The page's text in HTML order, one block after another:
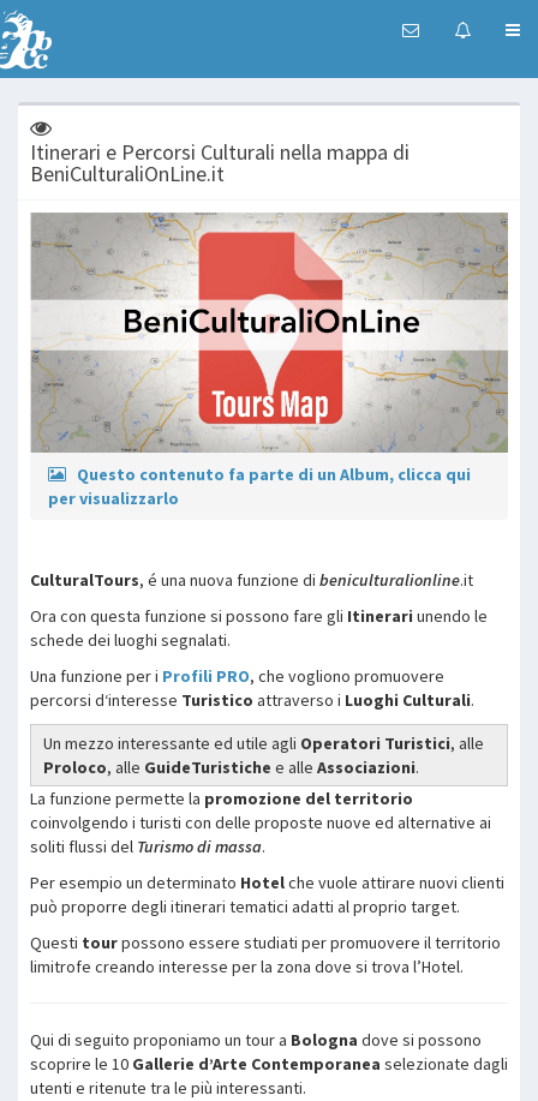
Itinerari e Percorsi Culturali nella mappa di
BeniCulturaliOnLine.it
Questo contenuto fa parte di un Album, clicca qui
per visualizzarlo
CulturalTours, é una nuova funzione di beniculturalionline.it
Ora con questa funzione si possono fare gli Itinerari unendo le
schede dei luoghi segnalati.
Una funzione per i Profili PRO, che vogliono promuovere
percorsi d‘interesse Turistico attraverso i Luoghi Culturali.
Un mezzo interessante ed utile agli Operatori Turistici, alle
Proloco, alle GuideTuristiche e alle Associazioni.
La funzione permette la promozione del territorio
coinvolgendo i turisti con delle proposte nuove ed alternative ai
soliti flussi del Turismo di massa.
Per esempio un determinato Hotelche vuole attirare nuovi clienti
può proporre degli itinerari tematici adatti al proprio target.
Questi tourpossono essere studiati per promuovere il territorio
limitrofe creando interesse per la zona dove si trova l’Hotel.
Qui di seguito proponiamo un tour a Bologna dove si possono
scoprire le 10 Gallerie d’Arte Contemporanea selezionate dagli
utenti e ritenute tra le più interessanti.